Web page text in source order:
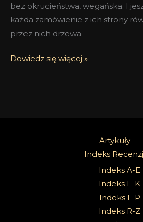
bez okrucieństwa, wegańska. I
każda zamówienie z ich strony
przez nich drzewa.
Dowiedz się więcej »
Artykuły
Indeks
Indeks A-E
Indeks F-K
Indeks L-P
Indeks R-Z